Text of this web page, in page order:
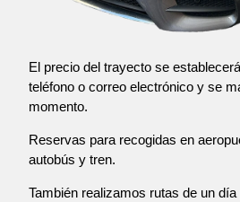
El precio del trayecto se
teléfono o correo electrónico y se
momento.
Reservas para recogidas en
autobús y tren.
También realizamos rutas de un